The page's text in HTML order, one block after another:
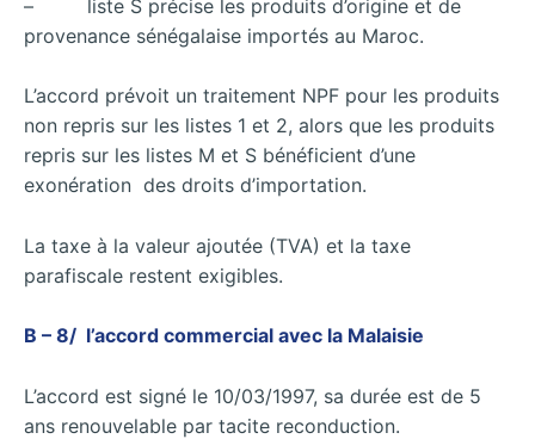
– liste S précise les produits d’origine et de
provenance sénégalaise importés au Maroc.
L’accord prévoit un traitement NPF pour les produits
non repris sur les listes 1 et 2, alors que les produits
repris sur les listes M et S bénéficient d’une
exonération des droits d’importation.
La taxe à la valeur ajoutée (TVA) et la taxe
parafiscale restent exigibles.
B – 8/ l’accord commercial avec la Malaisie
L’accord est signé le 10/03/1997, sa durée est de 5
ans renouvelable par tacite reconduction.